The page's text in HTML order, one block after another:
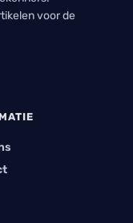
voor de